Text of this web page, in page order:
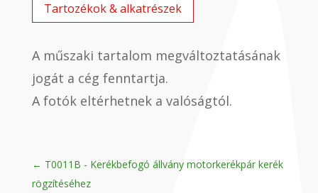
Tartozékok & alkatrészek
A műszaki tartalom megváltoztatásának
jogát a cég fenntartja.
A fotók eltérhetnek a valóságtól.
← T0011B - Kerékbefogó állvány motorkerékpár kerék
rögzítéséhez